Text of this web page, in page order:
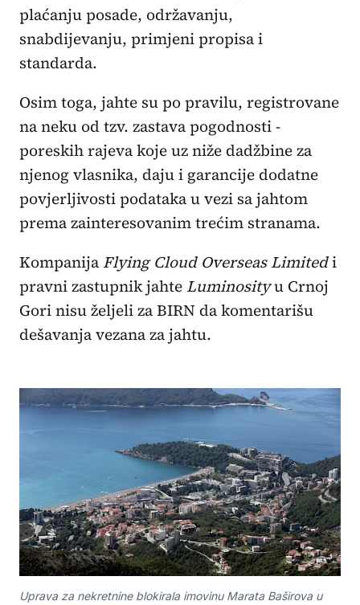
plaćanju posade, održavanju,
snabdijevanju, primjeni propisa i
standarda.
Osim toga, jahte su po pravilu, registrovane
na neku od tzv. zastava pogodnosti -
poreskih rajeva koje uz niže dadžbine za
njenog vlasnika, daju i garancije dodatne
povjerljivosti podataka u vezi sa jahtom
prema zainteresovanim trećim stranama.
KompanijaFlying Cloud Overseas Limitedi
pravni zastupnik jahteLuminosityu Crnoj
Gori nisu željeli za BIRN da komentarišu
dešavanja vezana za jahtu.
Uprava za nekretnine blokirala imovinu Marata Baširova u